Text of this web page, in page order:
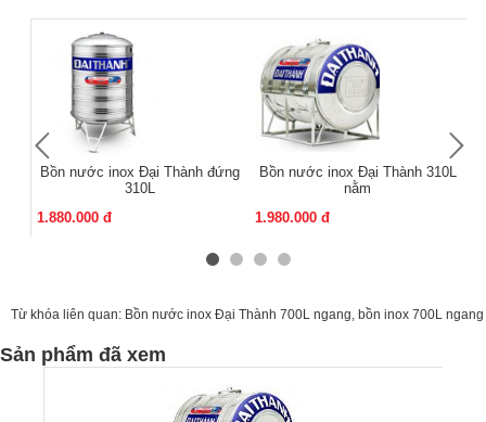
Bồn nước inox Đại Thành đứng
310L
1.880.000 đ
Bồn nước inox Đại Thành 310L
nằm
1.980.000 đ
Từ khóa liên quan: Bồn nước inox Đại Thành 700L ngang bồn inox 700L ngang
Sản phẩm đã xem